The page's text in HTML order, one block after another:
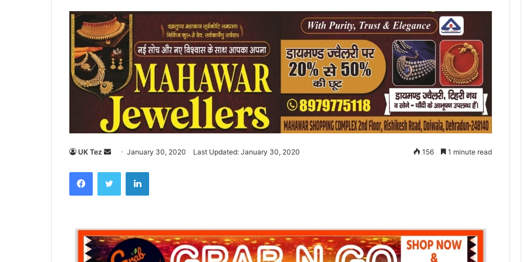
UK Tez
n
d
e
m
January 30, 2020 Last Updated: January 30, 2020 156 1 minute read